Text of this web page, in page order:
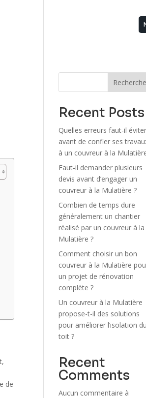
de
Recent Posts
Quelles erreurs faut-il éviter
avant de confier ses
à un couvreur à la
Faut-il demander plusieurs
devis avant d’engager un
couvreur à la Mulatière ?
Combien de temps dure
généralement un chantier
réalisé par un couvreur à la
Mulatière ?
Comment choisir un bon
couvreur à la Mulatière
un projet de rénovation
complète ?
Un couvreur à la Mulatière
propose-t-il des solutions
pour améliorer l’isolation du
toit ?
Recent
Comments
Aucun commentaire à